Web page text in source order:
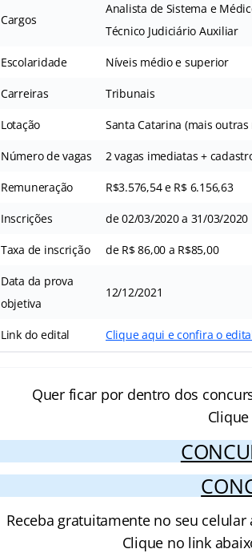
Cargos
Analista de Sistema e
Técnico Judiciário Auxiliar
Escolaridade Níveis médio e superior
Carreiras Tribunais
Lotação Santa Catarina (mais
Número de vagas 2 vagas imediatas +
Remuneração R$3.576,54 e R$ 6.156,63
Inscrições de 02/03/2020 a 31/03/2020
Taxa de inscrição de R$ 86,00 a R$85,00
Data da prova
objetiva
12/12/2021
Link do edital Clique aqui e confira o
Quer ficar por dentro dos
Receba gratuitamente no seu
Clique no link